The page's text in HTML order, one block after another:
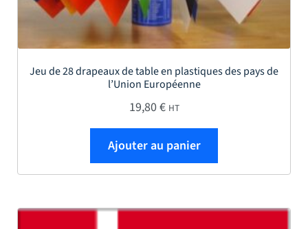
Jeu de 28 drapeaux de table en plastiques des pays de
l’Union Européenne
19,80€ HT
Ajouter au panier